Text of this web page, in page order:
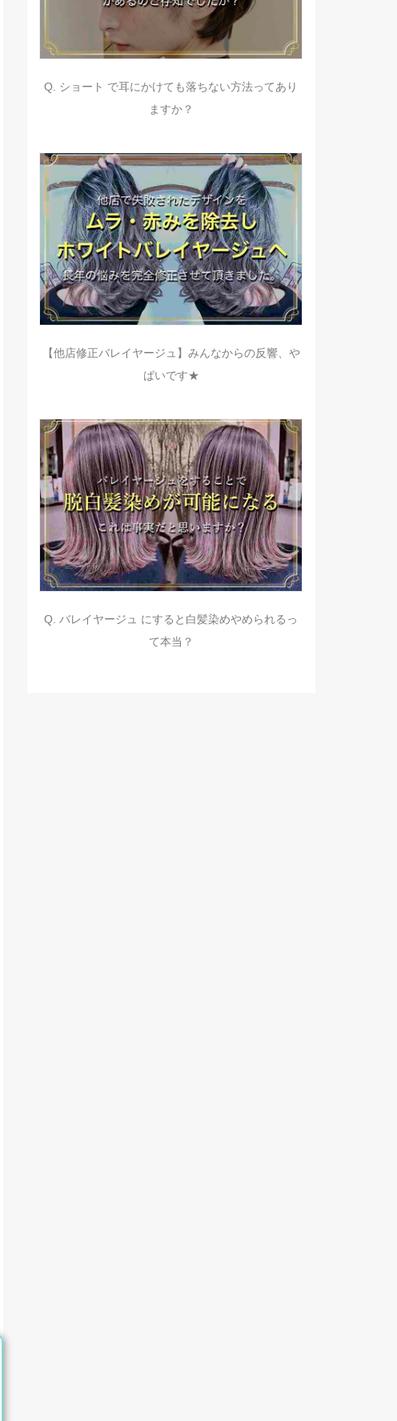
Q. ショート で耳にかけても落ちない方法ってあり
ますか？
【他店修正バレイヤージュ】みんなからの反響、や
ばいです★
Q. バレイヤージュ にすると白髪染めやめられるっ
て本当？